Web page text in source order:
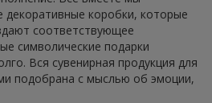
декоративные коробки, которые
соответствующее
символические подарки
Вся сувенирная продукция для
подобрана с мыслью об эмоции,